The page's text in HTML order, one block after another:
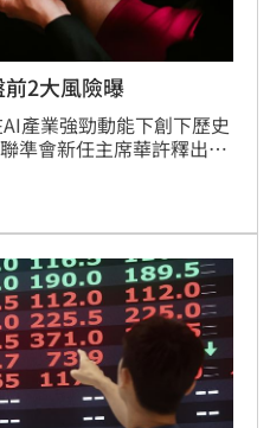
2大風險曝
產業強勁動能下創下歷史
準會新任主席華許釋出鷹
IC設計供應鏈。然而，投
應密切觀察日韓股市與原
性明確之個股。